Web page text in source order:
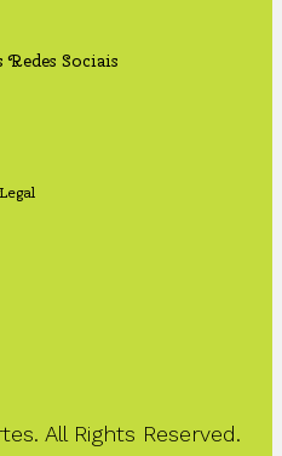
Redes Sociais
All Rights Reserved.